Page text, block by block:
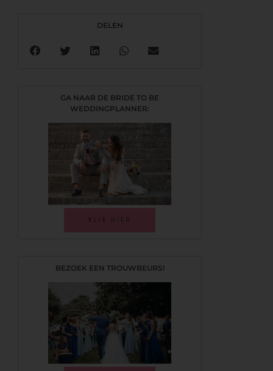
DELEN
GA NAAR DE BRIDE TO BE
WEDDINGPLANNER:
KLIK HIER
BEZOEK EEN TROUWBEURS!